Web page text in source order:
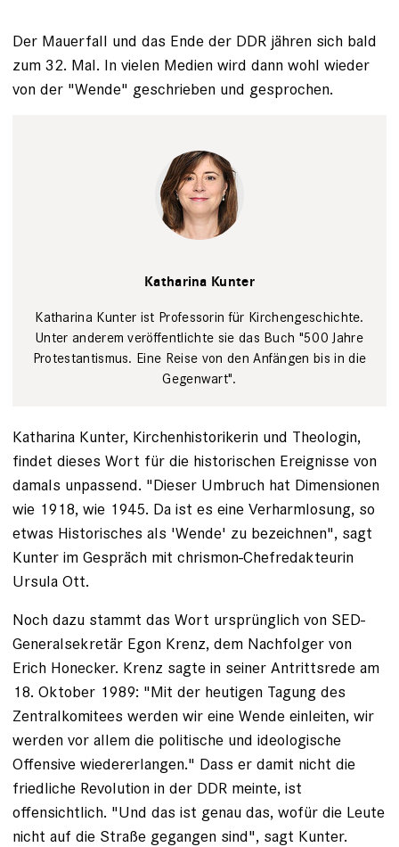
Der Mauerfall und das Ende der DDR jähren sich bald
zum 32. Mal. In vielen Medien wird dann wohl wieder
von der "Wende" geschrieben und gesprochen.
Katharina Kunter
Katharina Kunter ist Professorin für Kirchengeschichte.
Unter anderem veröffent­lichte sie das Buch "500 Jahre
Protestantismus. Eine Reise von den Anfängen bis in die
Gegenwart".
Katharina Kunter, Kirchenhistorikerin und Theologin,
findet dieses Wort für die historischen Ereignisse von
damals unpassend. "Dieser Umbruch hat Dimensionen
wie 1918, wie 1945. Da ist es eine Verharmlosung, so
etwas Historisches als 'Wende' zu bezeichnen", sagt
Kunter im Gespräch mit chrismon-Chefredakteurin
Ursula Ott.
Noch dazu stammt das Wort ursprünglich von SED-
Generalsekretär Egon Krenz, dem Nachfolger von
Erich Honecker. Krenz sagte in seiner Antrittsrede am
18. Oktober 1989: "Mit der heutigen Tagung des
Zentralkomitees werden wir eine Wende einleiten, wir
werden vor allem die politische und ideologische
Offensive wiedererlangen." Dass er damit nicht die
friedliche Revolution in der DDR meinte, ist
offensichtlich. "Und das ist genau das, wofür die Leute
nicht auf die Straße gegangen sind", sagt Kunter.